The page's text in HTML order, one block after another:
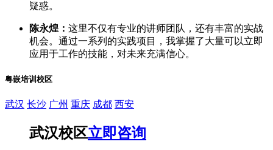
疑惑。
陈永煌： 这里不仅有专业的讲师团队，还有丰富的实战
机会。通过一系列的实践项目，我掌握了大量可以立即
应用于工作的技能，对未来充满信心。
粤嵌培训校区
武汉 长沙 广州 重庆 成都 西安
武汉校区立即咨询